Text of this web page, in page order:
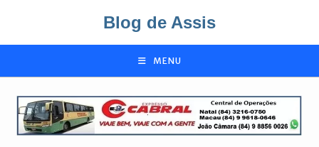
o
Blog de Assis
MENU